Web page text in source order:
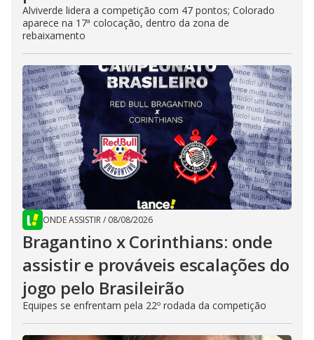
Alviverde lidera a competição com 47 pontos; Colorado
aparece na 17ª colocação, dentro da zona de
rebaixamento
ONDE ASSISTIR/ 08/08/2026
Bragantino x Corinthians: onde
assistir e prováveis escalações do
jogo pelo Brasileirão
Equipes se enfrentam pela 22º rodada da competição